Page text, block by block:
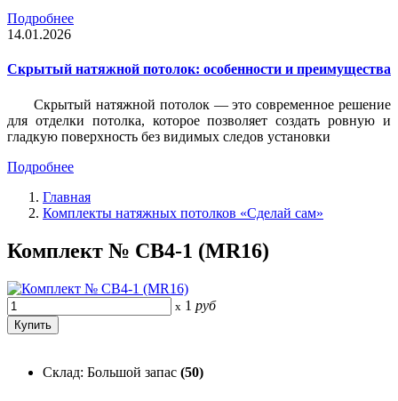
Подробнее
14.01.2026
Скрытый натяжной потолок: особенности и преимущества
Скрытый натяжной потолок — это современное решение
для отделки потолка, которое позволяет создать ровную и
гладкую поверхность без видимых следов установки
Подробнее
Главная
Комплекты натяжных потолков «Сделай сам»
Комплект № СВ4-1 (MR16)
x 1 руб
Склад: Большой запас (50)